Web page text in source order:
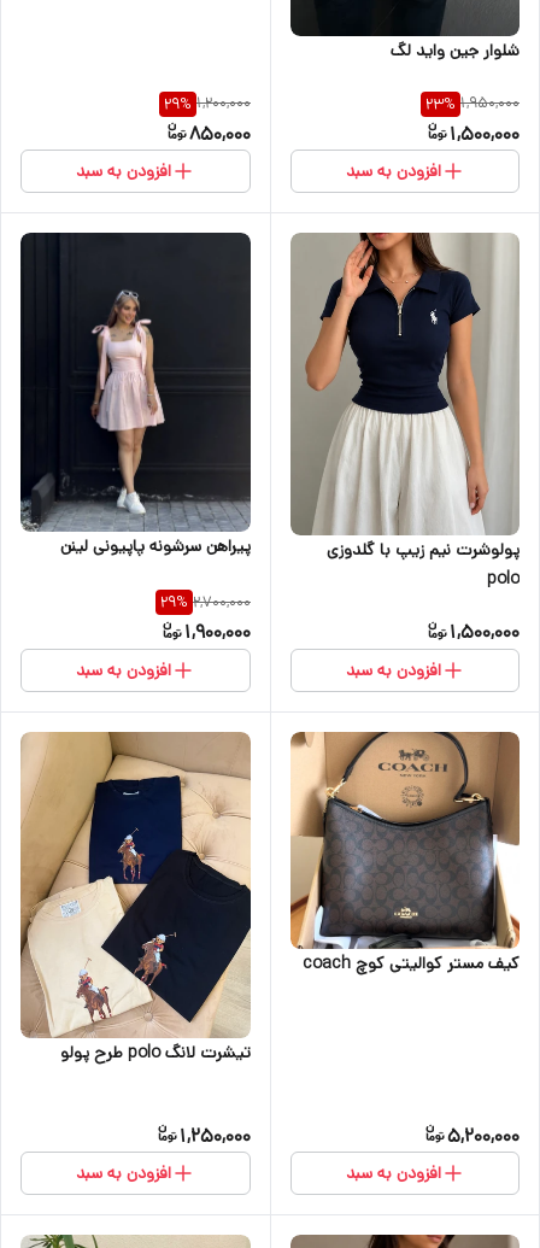
شلوار جین واید لگ
1,950,000
23%
1,500,000
افزودن به سبد
1,200,000
29%
850,000
افزودن به سبد
پولوشرت نیم زیپ با گلدوزی
polo
1,500,000
افزودن به سبد
پیراهن سرشونه پاپیونی لینن
2,700,000
29%
1,900,000
افزودن به سبد
کیف مستر کوالیتی کوچ coach
5,200,000
افزودن به سبد
تیشرت لانگ polo طرح پولو
1,250,000
افزودن به سبد